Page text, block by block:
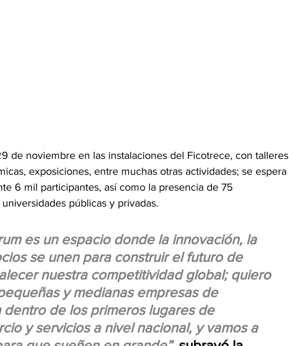
de noviembre en las instalaciones del Ficotrece, con talleres
exposiciones, entre muchas otras actividades; se espera
6 mil participantes, así como la presencia de 75
públicas y privadas.
es un espacio donde la innovación, la
se unen para construir el futuro de
nuestra competitividad global; quiero
y medianas empresas de
de los primeros lugares de
y servicios a nivel nacional, y vamos a